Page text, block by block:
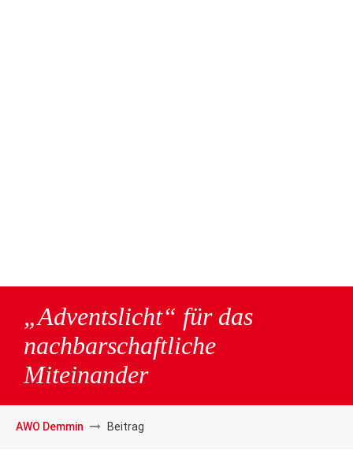
„Adventslicht“ für das
nachbarschaftliche
Miteinander
AWO Demmin Beitrag